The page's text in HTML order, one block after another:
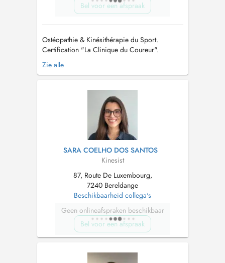
Bel voor een afspraak
Ostéopathie & Kinésithérapie du Sport.
Certification "La Clinique du Coureur".
Préparation mentale. Formations prévention
santé dans le sport et en entreprise.
avec mon assistant Lilian BEYNE
Kinésithérapeute du Sport. Veuillez prendre
rendez-vous direc...
Zie alle
SARA COELHO DOS SANTOS
Kinesist
87, Route De Luxembourg,
7240 Bereldange
Beschikbaarheid collega's
Geen onlineafspraken beschikbaar
Bel voor een afspraak